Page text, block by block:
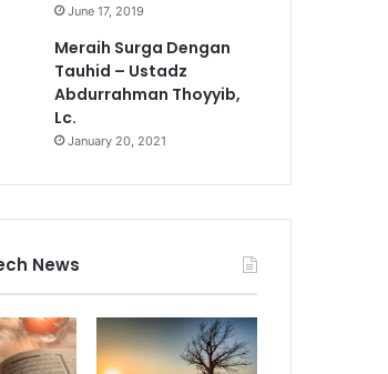
June 17, 2019
Meraih Surga Dengan
Tauhid – Ustadz
Abdurrahman Thoyyib,
Lc.
January 20, 2021
News